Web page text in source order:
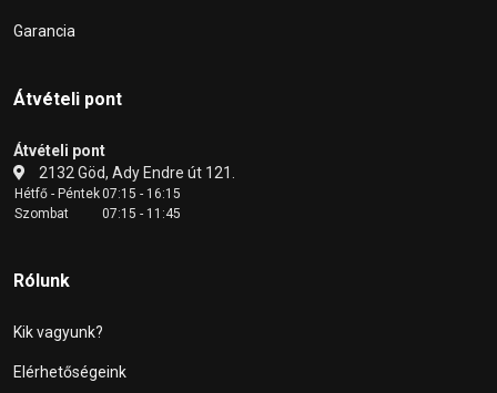
Garancia
Átvételi pont
Átvételi pont
2132 Göd, Ady Endre út 121.
Hétfő - Péntek07:15 - 16:15
Szombat
07:15 - 11:45
Rólunk
Kik vagyunk?
Elérhetőségeink